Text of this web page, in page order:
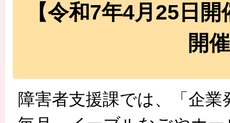
【令和7年4月25日
開
障害者支援課では、「企